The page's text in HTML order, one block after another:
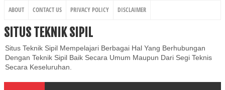
ABOUT CONTACT US PRIVACY POLICY DISCLAIMER
SITUS TEKNIK SIPIL
Situs Teknik Sipil Mempelajari Berbagai Hal Yang Berhubungan
Dengan Teknik Sipil Baik Secara Umum Maupun Dari Segi Teknis
Secara Keseluruhan.